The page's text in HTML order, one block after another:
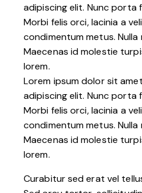
adipiscing elit. Nunc porta
Morbi felis orci, lacinia a
condimentum metus. Nulla
Maecenas id molestie
lorem.
Lorem ipsum dolor sit
adipiscing elit. Nunc porta
Morbi felis orci, lacinia a
condimentum metus. Nulla
Maecenas id molestie
lorem.
Curabitur sed erat vel